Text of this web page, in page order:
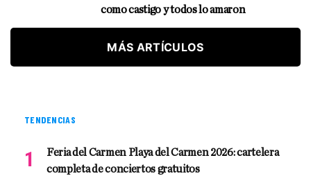
como castigo y todos lo amaron
MÁS ARTÍCULOS
TENDENCIAS
Feria del Carmen Playa del Carmen 2026: cartelera
completa de conciertos gratuitos